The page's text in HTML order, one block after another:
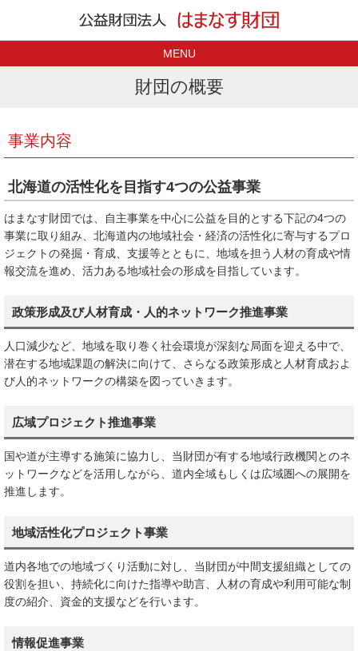
MENU
財団の概要
事業内容
北海道の活性化を目指す4つの公益事業
はまなす財団では、自主事業を中心に公益を目的とする下記の4つの
事業に取り組み、北海道内の地域社会・経済の活性化に寄与するプロ
ジェクトの発掘・育成、支援等とともに、地域を担う人材の育成や情
報交流を進め、活力ある地域社会の形成を目指しています。
政策形成及び人材育成・人的ネットワーク推進事業
人口減少など、地域を取り巻く社会環境が深刻な局面を迎える中で、
潜在する地域課題の解決に向けて、さらなる政策形成と人材育成およ
び人的ネットワークの構築を図っていきます。
広域プロジェクト推進事業
国や道が主導する施策に協力し、当財団が有する地域行政機関とのネ
ットワークなどを活用しながら、道内全域もしくは広域圏への展開を
推進します。
地域活性化プロジェクト事業
道内各地での地域づくり活動に対し、当財団が中間支援組織としての
役割を担い、持続化に向けた指導や助言、人材の育成や利用可能な制
度の紹介、資金的支援などを行います。
情報促進事業